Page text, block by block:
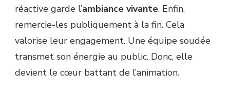
réactive garde l’ambiance vivante. Enfin,
remercie-les publiquement à la fin. Cela
valorise leur engagement. Une équipe soudée
transmet son énergie au public. Donc, elle
devient le cœur battant de l’animation.